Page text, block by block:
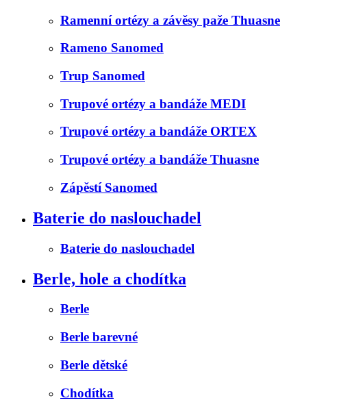
Ramenní ortézy a závěsy paže Thuasne
Rameno Sanomed
Trup Sanomed
Trupové ortézy a bandáže MEDI
Trupové ortézy a bandáže ORTEX
Trupové ortézy a bandáže Thuasne
Zápěstí Sanomed
Baterie do naslouchadel
Baterie do naslouchadel
Berle, hole a chodítka
Berle
Berle barevné
Berle dětské
Chodítka